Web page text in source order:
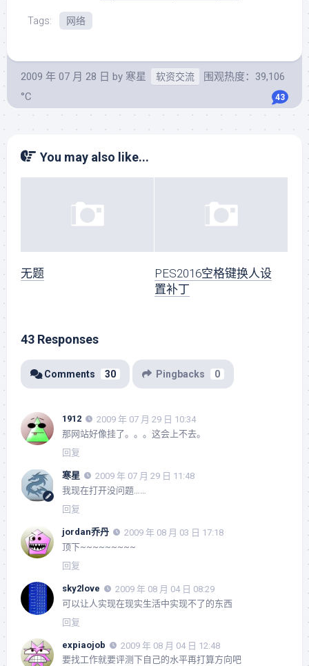
Tags: 网络
2009 年 07 月 28 日 by 寒星 软资交流
围观热度：39,106
°C
43
You may also like...
无题
PES2016空格键换人设
置补丁
43 Responses
Comments 30 Pingbacks 0
1912
2009 年 07 月 29 日 10:34
那网站好像挂了。。。这会上不去。
回复
寒星
2009 年 07 月 29 日 11:48
我现在打开没问题……
回复
jordan乔丹
2009 年 08 月 03 日 17:18
顶下~~~~~~~~~
回复
sky2love
2009 年 08 月 04 日 08:29
可以让人实现在现实生活中实现不了的东西
回复
expiaojob
2009 年 08 月 04 日 12:48
要找工作就要评测下自己的水平再打算方向吧